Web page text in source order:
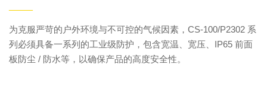
——
为克服严苛的户外环境与不可控的气候因素，CS-100/P2302 系
列必须具备一系列的工业级防护，包含宽温、宽压、IP65 前面
板防尘 / 防水等，以确保产品的高度安全性。